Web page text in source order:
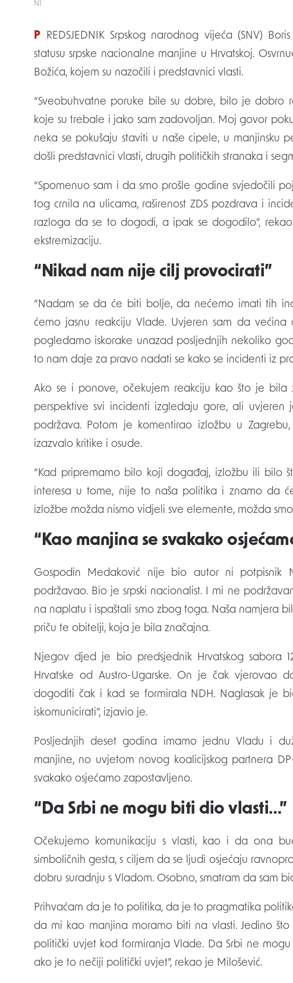
N1
PREDSJEDNIK Srpskog narodnog vijeća (SNV)
statusu srpske nacionalne manjine u Hrvatskoj.
Božića, kojem su nazočili i predstavnici vlasti.
“Sveobuhvatne poruke bile su dobre, bilo je dobro
koje su trebale i jako sam zadovoljan. Moj govor
neka se pokušaju staviti u naše cipele, u manjinsku
došli predstavnici vlasti, drugih političkih stranaka i
“Spomenuo sam i da smo prošle godine svjedočili
tog crnila na ulicama, raširenost ZDS pozdrava i
razloga da se to dogodi, a ipak se dogodilo”,
ekstremizaciju.
“Nikad nam nije cilj provocirati”
“Nadam se da će biti bolje, da nećemo imati tih
ćemo jasnu reakciju Vlade. Uvjeren sam da većina
pogledamo iskorake unazad posljednjih nekoliko
to nam daje za pravo nadati se kako se incidenti iz
Ako se i ponove, očekujem reakciju kao što je bila
perspektive svi incidenti izgledaju gore, ali
podržava. Potom je komentirao izložbu u
izazvalo kritike i osude.
“Kad pripremamo bilo koji događaj, izložbu ili bilo
interesa u tome, nije to naša politika i znamo da
izložbe možda nismo vidjeli sve elemente, možda
“Kao manjina se svakako
Gospodin Medaković nije bio autor ni potpisnik
podržavao. Bio je srpski nacionalist. I mi ne
na naplatu i ispaštali smo zbog toga. Naša namjera
priču te obitelji, koja je bila značajna.
Njegov djed je bio predsjednik Hrvatskog sabora
Hrvatske od Austro-Ugarske. On je čak vjerovao
dogoditi čak i kad se formirala NDH. Naglasak je
iskomunicirati”, izjavio je.
Posljednjih deset godina imamo jednu Vladu i
manjine, no uvjetom novog koalicijskog partnera
svakako osjećamo zapostavljeno.
“Da Srbi ne mogu biti dio vlasti…”
Očekujemo komunikaciju s vlasti, kao i da ona
simboličnih gesta, s ciljem da se ljudi osjećaju
dobru suradnju s Vladom. Osobno, smatram da sam
Prihvaćam da je to politika, da je to pragmatika
da mi kao manjina moramo biti na vlasti. Jedino
politički uvjet kod formiranja Vlade. Da Srbi ne
ako je to nečiji politički uvjet”, rekao je Milošević.